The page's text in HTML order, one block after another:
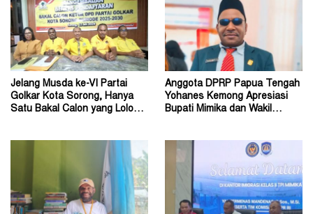
Jelang Musda ke-VI Partai
Golkar Kota Sorong, Hanya
Satu Bakal Calon yang Lolos
Anggota DPRP Papua Tengah
Yohanes Kemong Apresiasi
Bupati Mimika dan Wakil